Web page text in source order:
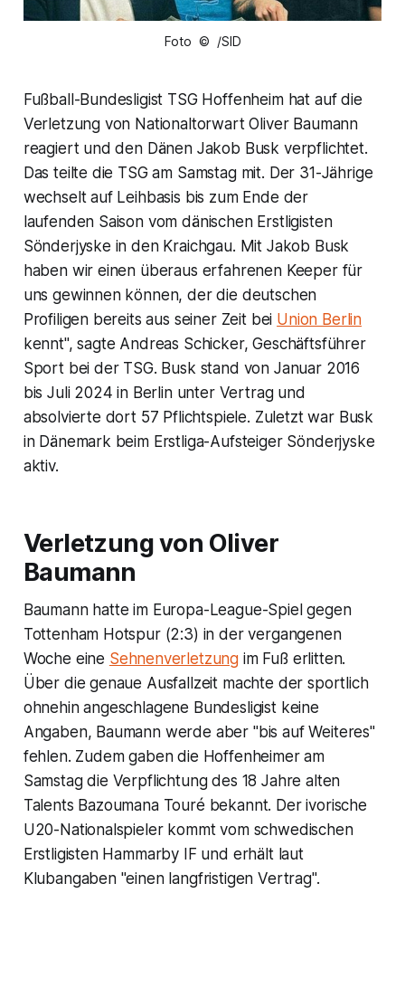
Foto © /SID
Fußball-Bundesligist TSG Hoffenheim hat auf die
Verletzung von Nationaltorwart Oliver Baumann
reagiert und den Dänen Jakob Busk verpflichtet.
Das teilte die TSG am Samstag mit. Der 31-Jährige
wechselt auf Leihbasis bis zum Ende der
laufenden Saison vom dänischen Erstligisten
Sönderjyske in den Kraichgau. Mit Jakob Busk
haben wir einen überaus erfahrenen Keeper für
uns gewinnen können, der die deutschen
Profiligen bereits aus seiner Zeit bei Union Berlin
kennt", sagte Andreas Schicker, Geschäftsführer
Sport bei der TSG. Busk stand von Januar 2016
bis Juli 2024 in Berlin unter Vertrag und
absolvierte dort 57 Pflichtspiele. Zuletzt war Busk
in Dänemark beim Erstliga-Aufsteiger Sönderjyske
aktiv.
Verletzung von Oliver
Baumann
Baumann hatte im Europa-League-Spiel gegen
Tottenham Hotspur (2:3) in der vergangenen
Woche eine Sehnenverletzung im Fuß erlitten.
Über die genaue Ausfallzeit machte der sportlich
ohnehin angeschlagene Bundesligist keine
Angaben, Baumann werde aber "bis auf Weiteres"
fehlen. Zudem gaben die Hoffenheimer am
Samstag die Verpflichtung des 18 Jahre alten
Talents Bazoumana Touré bekannt. Der ivorische
U20-Nationalspieler kommt vom schwedischen
Erstligisten Hammarby IF und erhält laut
Klubangaben "einen langfristigen Vertrag".